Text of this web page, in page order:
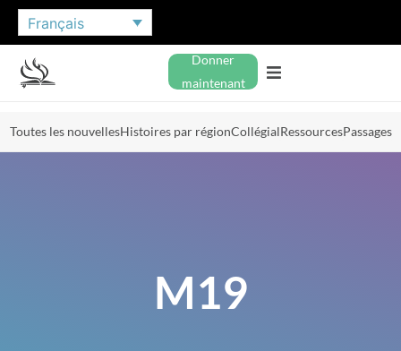
Français
Donner
maintenant
Toutes les nouvellesHistoires par régionCollégialRessourcesPassages
M19